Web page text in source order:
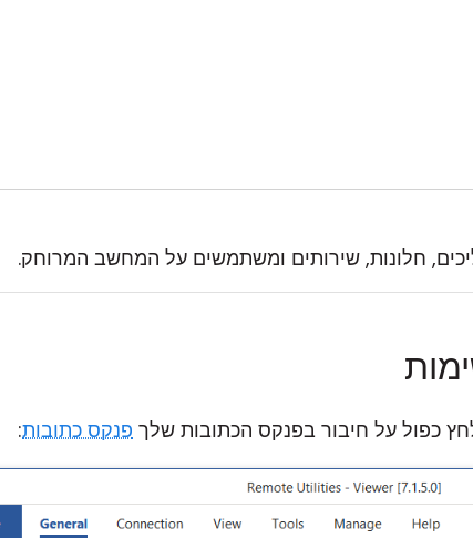
חלונות, שירותים ומשתמשים על המחשב המרוחק.
כפול על חיבור בפנקס הכתובות שלך פנקס כתובות: